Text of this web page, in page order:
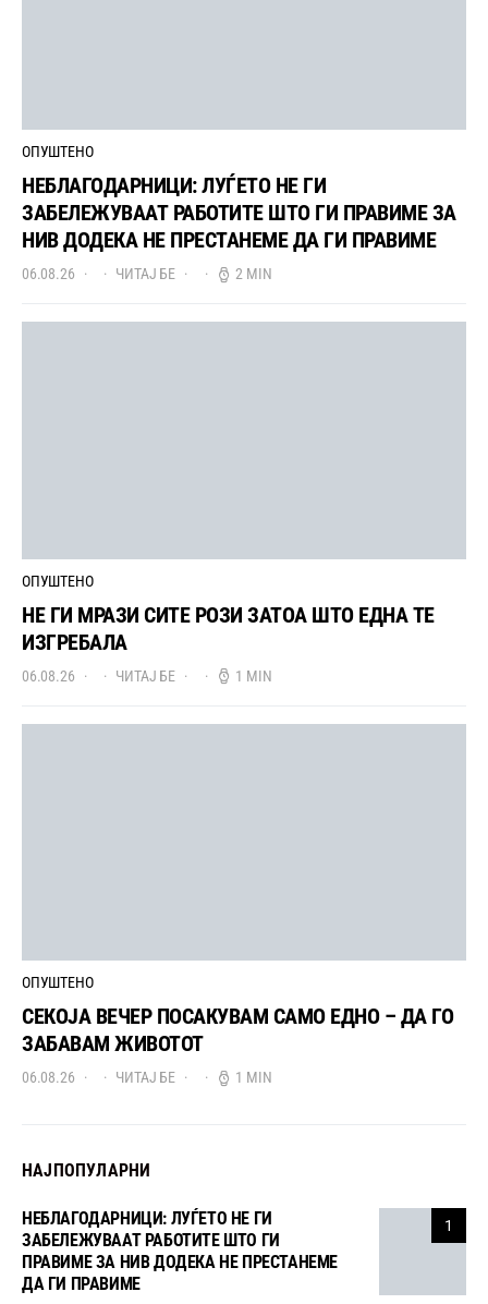
ОПУШТЕНО
НЕБЛАГОДАРНИЦИ: ЛУЃЕТО НЕ ГИ
ЗАБЕЛЕЖУВААТ РАБОТИТЕ ШТО ГИ ПРАВИМЕ ЗА
НИВ ДОДЕКА НЕ ПРЕСТАНЕМЕ ДА ГИ ПРАВИМЕ
06.08.26 ЧИТАЈ БЕ 2 MIN
ОПУШТЕНО
НЕ ГИ МРАЗИ СИТЕ РОЗИ ЗАТОА ШТО ЕДНА ТЕ
ИЗГРЕБАЛА
06.08.26 ЧИТАЈ БЕ 1 MIN
ОПУШТЕНО
СЕКОЈА ВЕЧЕР ПОСАКУВАМ САМО ЕДНО – ДА ГО
ЗАБАВАМ ЖИВОТОТ
06.08.26 ЧИТАЈ БЕ 1 MIN
НАЈПОПУЛАРНИ
1
НЕБЛАГОДАРНИЦИ: ЛУЃЕТО НЕ ГИ
ЗАБЕЛЕЖУВААТ РАБОТИТЕ ШТО ГИ
ПРАВИМЕ ЗА НИВ ДОДЕКА НЕ ПРЕСТАНЕМЕ
ДА ГИ ПРАВИМЕ